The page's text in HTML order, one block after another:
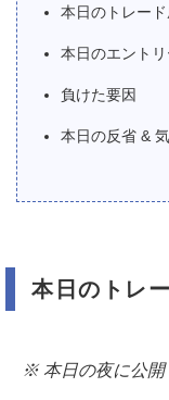
本日のトレー
本日のエント
負けた要因
本日の反省 &
本日のトレ
※ 本日の夜に公開